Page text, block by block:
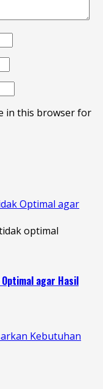
in this browser for
Optimal agar
agar Hasil
Kebutuhan